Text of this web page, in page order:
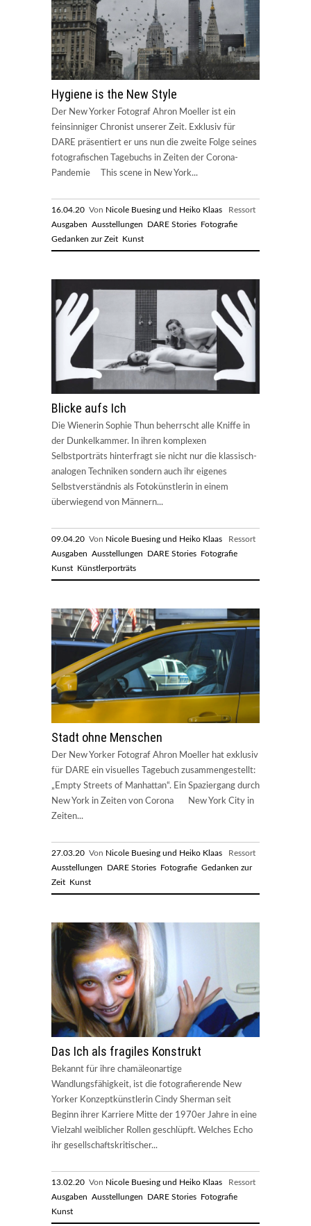
Hygiene is the New Style
Der New Yorker Fotograf Ahron Moeller ist ein
feinsinniger Chronist unserer Zeit. Exklusiv für
DARE präsentiert er uns nun die zweite Folge seines
fotografischen Tagebuchs in Zeiten der Corona-
Pandemie This scene in New York...
16.04.20 Von Nicole Buesing und Heiko Klaas Ressort
Ausgaben Ausstellungen DARE Stories Fotografie
Gedanken zur Zeit Kunst
Blicke aufs Ich
Die Wienerin Sophie Thun beherrscht alle Kniffe in
der Dunkelkammer. In ihren komplexen
Selbstporträts hinterfragt sie nicht nur die klassisch-
analogen Techniken sondern auch ihr eigenes
Selbstverständnis als Fotokünstlerin in einem
überwiegend von Männern...
09.04.20 Von Nicole Buesing und Heiko Klaas Ressort
Ausgaben Ausstellungen DARE Stories Fotografie
Kunst Künstlerporträts
Stadt ohne Menschen
Der New Yorker Fotograf Ahron Moeller hat exklusiv
für DARE ein visuelles Tagebuch zusammengestellt:
„Empty Streets of Manhattan“. Ein Spaziergang durch
New York in Zeiten von Corona New York City in
Zeiten...
27.03.20 Von Nicole Buesing und Heiko Klaas Ressort
Ausstellungen
DARE Stories Fotografie Gedanken zur
Zeit Kunst
Das Ich als fragiles Konstrukt
Bekannt für ihre chamäleonartige
Wandlungsfähigkeit, ist die fotografierende New
Yorker Konzeptkünstlerin Cindy Sherman seit
Beginn ihrer Karriere Mitte der 1970er Jahre in eine
Vielzahl weiblicher Rollen geschlüpft. Welches Echo
ihr gesellschaftskritischer...
13.02.20 Von Nicole Buesing und Heiko Klaas Ressort
Ausgaben Ausstellungen DARE Stories Fotografie
Kunst